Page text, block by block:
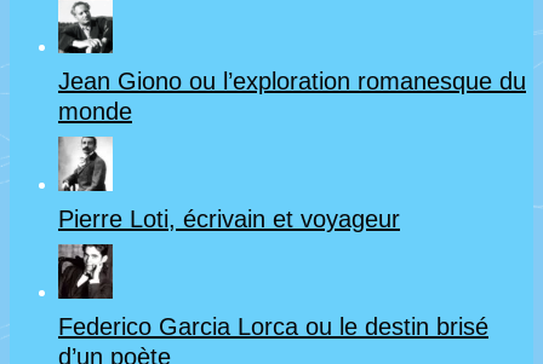
Jean Giono ou l’exploration romanesque du
monde
Pierre Loti, écrivain et voyageur
Federico Garcia Lorca ou le destin brisé
d’un poète